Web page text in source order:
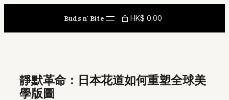
content
Buds n' Bite HK$ 0.00
靜默革命：日本花道如何重塑全球美
學版圖